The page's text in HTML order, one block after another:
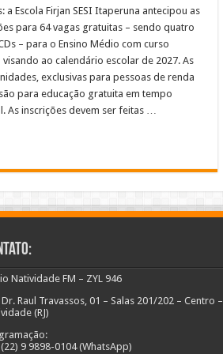
a Escola Firjan SESI Itaperuna antecipou as
para 64 vagas gratuitas – sendo quatro
– para o Ensino Médio com curso
visando ao calendário escolar de 2027. As
exclusivas para pessoas de renda
para educação gratuita em tempo
As inscrições devem ser feitas …
Natividade FM – ZYL 946
Dr. Raul Travassos, 01 – Salas 201/202 – Centro –
(RJ)
(22) 9 9898-0104 (WhatsApp)